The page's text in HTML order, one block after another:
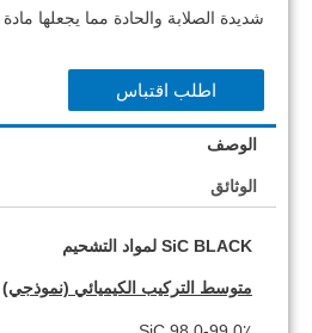
شديدة الصلابة والحادة مما يجعلها
اطلب اقتباس
الوصف
الوثائق
SiC BLACK لمواد التشحيم
متوسط ​​التركيب الكيميائي (نموذجي)